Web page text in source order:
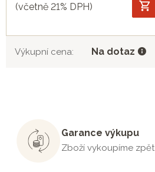
(včetně 21% DPH)
Výkupní cena: Na dotaz
Garance výkupu
Zboží vykoupíme zpět